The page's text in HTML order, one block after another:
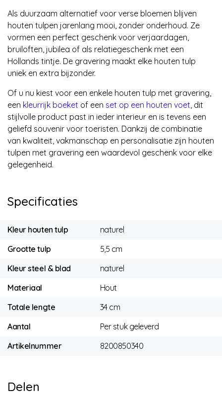
Als duurzaam alternatief voor verse bloemen blijven
houten tulpen jarenlang mooi, zonder onderhoud. Ze
vormen een perfect geschenk voor verjaardagen,
bruiloften, jubilea of als relatiegeschenk met een
Hollands tintje. De gravering maakt elke houten tulp
uniek en extra bijzonder.
Of u nu kiest voor een enkele houten tulp met gravering,
een kleurrijk boeket of een set op een houten voet , dit
stijlvolle product past in ieder interieur en is tevens een
geliefd souvenir voor toeristen. Dankzij de combinatie
van kwaliteit, vakmanschap en personalisatie zijn houten
tulpen met gravering een waardevol geschenk voor elke
gelegenheid.
Specificaties
Kleur houten tulp
naturel
Grootte tulp
5,5 cm
Kleur steel & blad
naturel
Materiaal
Hout
Totale lengte
34 cm
Aantal
Per stuk geleverd
Artikelnummer
8200850340
Delen